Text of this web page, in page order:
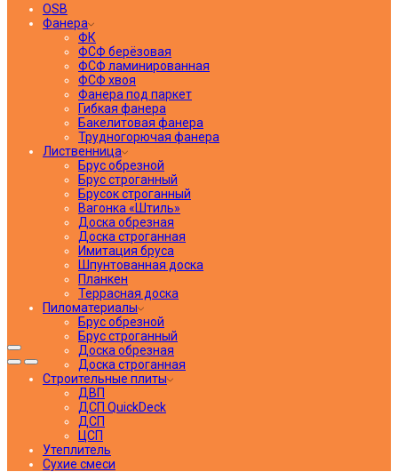
OSB
Фанера
ФК
ФСФ берёзовая
ФСФ ламинированная
ФСФ хвоя
Фанера под паркет
Гибкая фанера
Бакелитовая фанера
Трудногорючая фанера
Лиственница
Брус обрезной
Брус строганный
Брусок строганный
Вагонка «Штиль»
Доска обрезная
Доска строганная
Имитация бруса
Шпунтованная доска
Планкен
Террасная доска
Пиломатериалы
Брус обрезной
Брус строганный
Доска обрезная
Доска строганная
Строительные плиты
ДВП
ДСП QuickDeck
ДСП
ЦСП
Утеплитель
Сухие смеси